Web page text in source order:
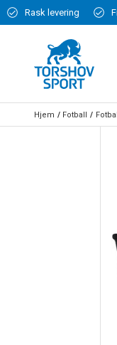
Rask levering
Hjem Fotball